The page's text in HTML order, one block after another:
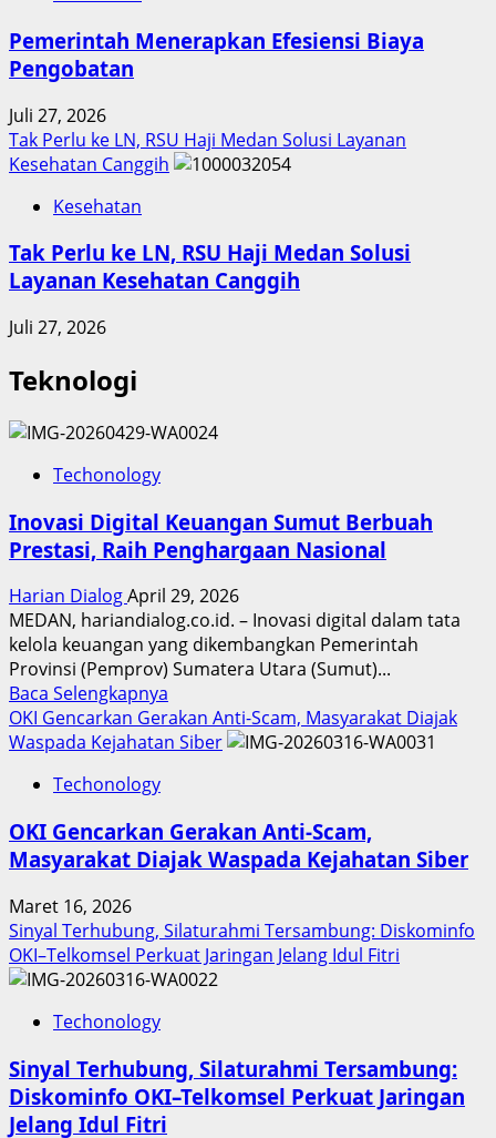
Pemerintah Menerapkan Efesiensi Biaya
Pengobatan
Juli 27, 2026
Tak Perlu ke LN, RSU Haji Medan Solusi Layanan
Kesehatan Canggih
Kesehatan
Tak Perlu ke LN, RSU Haji Medan Solusi
Layanan Kesehatan Canggih
Juli 27, 2026
Teknologi
Techonology
Inovasi Digital Keuangan Sumut Berbuah
Prestasi, Raih Penghargaan Nasional
Harian DialogApril 29, 2026
MEDAN, hariandialog.co.id. – Inovasi digital dalam tata
kelola keuangan yang dikembangkan Pemerintah
Provinsi (Pemprov) Sumatera Utara (Sumut)...
Baca Selengkapnya
more
about
Sumut
Berbuah
Penghargaan
Nasional
OKI Gencarkan Gerakan Anti-Scam, Masyarakat Diajak
Waspada Kejahatan Siber
Techonology
OKI Gencarkan Gerakan Anti-Scam,
Masyarakat Diajak Waspada Kejahatan Siber
Maret 16, 2026
Sinyal Terhubung, Silaturahmi Tersambung: Diskominfo
OKI–Telkomsel Perkuat Jaringan Jelang Idul Fitri
Techonology
Sinyal Terhubung, Silaturahmi Tersambung:
Diskominfo OKI–Telkomsel Perkuat Jaringan
Jelang Idul Fitri